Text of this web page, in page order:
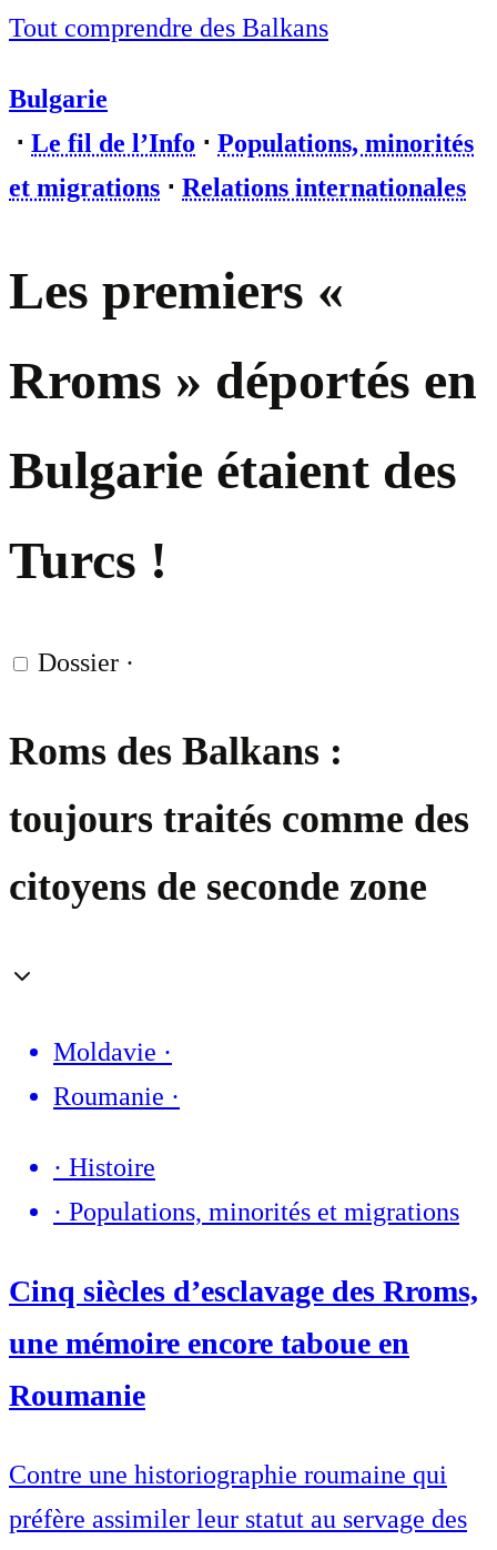
Tout comprendre des Balkans
Bulgarie
⋅ Le fil de l’Info ⋅ Populations, minorités
et migrations ⋅ Relations internationales
Les premiers «
Rroms » déportés en
Bulgarie étaient des
Turcs !
Dossier ·
Roms des Balkans :
toujours traités comme des
citoyens de seconde zone
Moldavie ·
Roumanie ·
· Histoire
· Populations, minorités et migrations
Cinq siècles d’esclavage des Rroms,
une mémoire encore taboue en
Roumanie
Contre une historiographie roumaine qui
préfère assimiler leur statut au servage des